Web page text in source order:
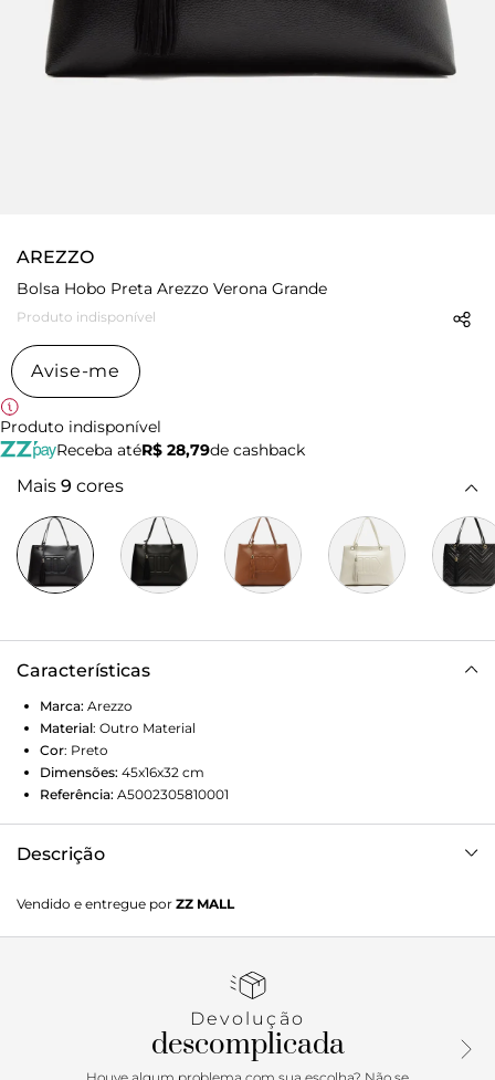
AREZZO
Bolsa Hobo Preta Arezzo Verona Grande
Produto indisponível
Avise-me
Produto indisponível
Receba atéR$ 28,79de cashback
Mais 9 cores
Características
Marca: Arezzo
Material: Outro Material
Cor: Preto
Dimensões: 45x16x32 cm
Referência: A5002305810001
Descrição
estruturado, laterais arredondadas e acabamento
acetinado. Traz duas alças de mão em tiras finas e bag
puxador e detalhe de costuras em forma geométrica na
Vendido e entregue por ZZ MALL
Devolução
descomplicada